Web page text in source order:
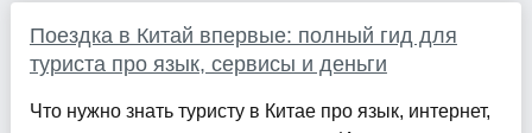
Поездка в Китай впервые: полный гид для
туриста про язык, сервисы и деньги
Что нужно знать туристу в Китае про язык, интернет,